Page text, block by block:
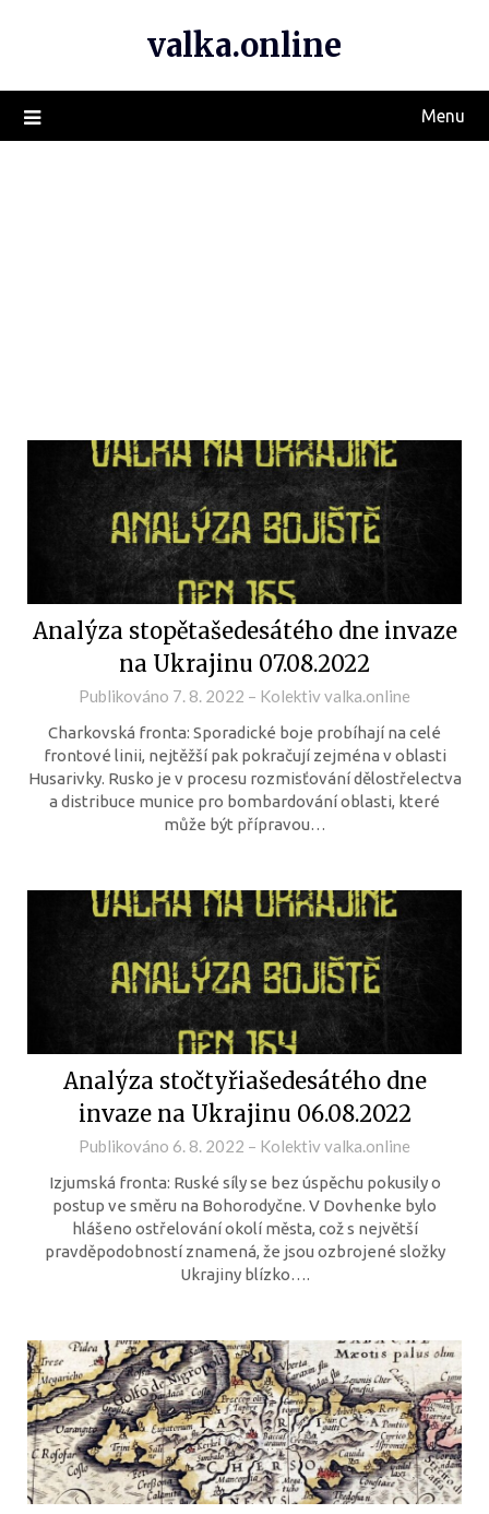
valka.online
Menu
Analýza stopětašedesátého dne invaze
na Ukrajinu 07.08.2022
Publikováno 7. 8. 2022 – Kolektiv valka.online
Charkovská fronta: Sporadické boje probíhají na celé
frontové linii, nejtěžší pak pokračují zejména v oblasti
Husarivky. Rusko je v procesu rozmisťování dělostřelectva
a distribuce munice pro bombardování oblasti, které
může být přípravou…
Analýza stočtyřiašedesátého dne
invaze na Ukrajinu 06.08.2022
Publikováno 6. 8. 2022 – Kolektiv valka.online
Izjumská fronta: Ruské síly se bez úspěchu pokusily o
postup ve směru na Bohorodyčne. V Dovhenke bylo
hlášeno ostřelování okolí města, což s největší
pravděpodobností znamená, že jsou ozbrojené složky
Ukrajiny blízko….